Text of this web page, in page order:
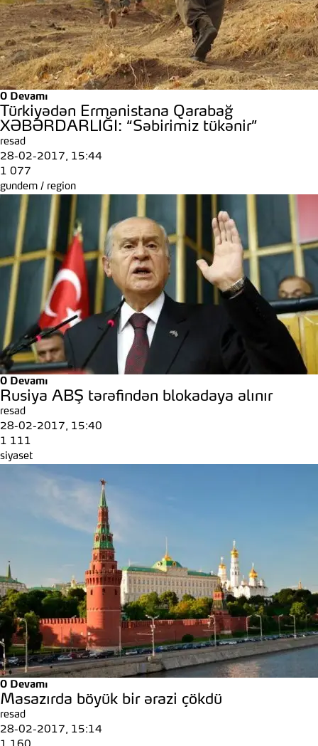
0 Devamı
Türkiyədən Ermənistana Qarabağ
XƏBƏRDARLIĞI: “Səbirimiz tükənir”
resad
28-02-2017, 15:44
1 077
gundem / region
0 Devamı
Rusiya ABŞ tərəfindən blokadaya alınır
resad
28-02-2017, 15:40
1 111
siyaset
0 Devamı
Masazırda böyük bir ərazi çökdü
resad
28-02-2017, 15:14